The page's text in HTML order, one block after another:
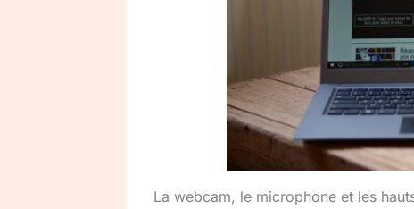
La webcam, le microphone et les